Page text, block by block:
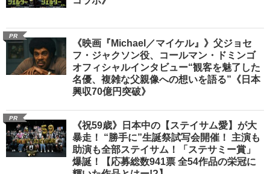
PR
《映画『Michael／マイケル』》父ジョセ
フ・ジャクソン役、コールマン・ドミンゴ
オフィシャルインタビュー“観客を魅了した
名優、複雑な父親像への想いを語る”《日本
興収70億円突破》
PR
《祝59歳》日本中の【ステイサム愛】が大
暴走！ “勝手に”生誕祭試写会開催！ 主演も
助演も全部ステイサム！「ステサミー賞」
爆誕！【応募総数941票 全54作品の栄冠に